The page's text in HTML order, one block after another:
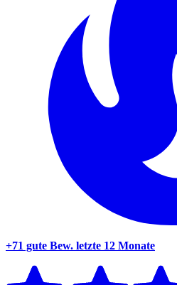
+71 gute Bew. letzte 12 Monate